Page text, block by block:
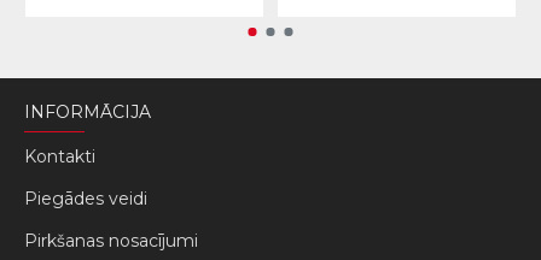
INFORMĀCIJA
Kontakti
Piegādes veidi
Pirkšanas nosacījumi